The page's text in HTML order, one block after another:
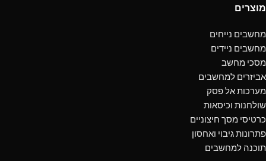
מוצרים
מחשבים נייחים
מחשבים ניידים
מסכי מחשב
אביזרים למחשבים
מערכות אל פסק
שולחנות וכיסאות
כרטיסי מסך חיצוניים
פתרונות גיבוי ואחסון
תוכנה למחשבים